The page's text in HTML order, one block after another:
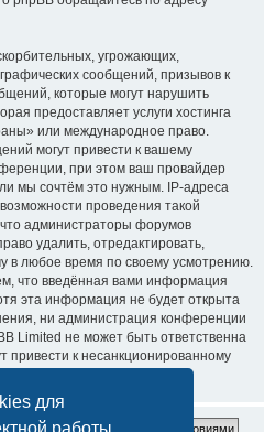
для
работы.
угрожающих,
сообщений, призывов к
которые могут нарушить
предоставляет услуги хостинга
или международное право.
могут привести к вашему
при этом ваш провайдер
мы сочтём это нужным. IP-адреса
проведения такой
администраторы форумов
удалить, отредактировать,
в любое время по своему усмотрению.
что введённая вами информация
эта информация не будет открыта
ни администрация конференции
Limited не может быть ответственна
привести к несанкционированному